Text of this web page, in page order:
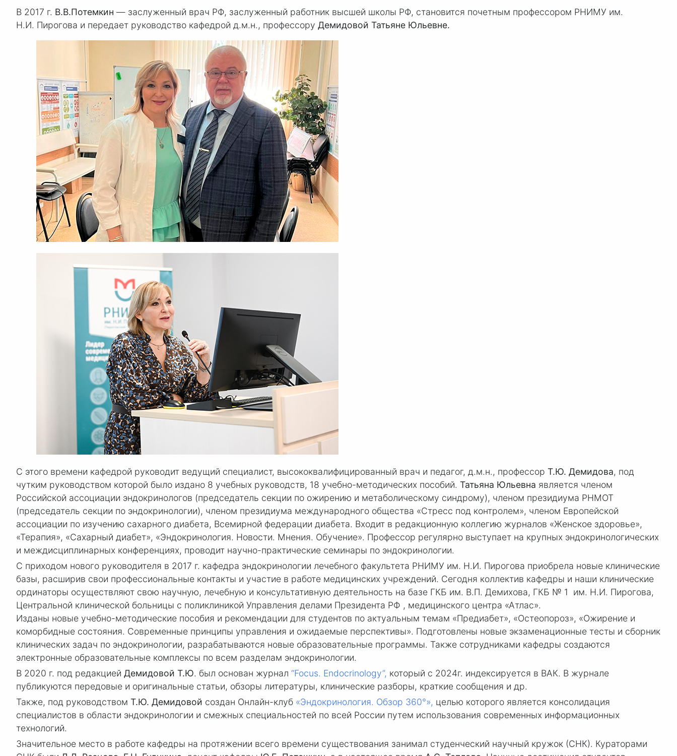
В 2017 г. В.В.Потемкин — заслуженный врач РФ, заслуженный работник высшей школы РФ, становится почетным профессором РНИМУ им.
Н.И. Пирогова и передает руководство кафедрой д.м.н., профессору Демидовой Татьяне Юльевне.
С этого времени кафедрой руководит ведущий специалист, высококвалифицированный врач и педагог, д.м.н., профессор Т.Ю. Демидова, под
чутким руководством которой было издано 8 учебных руководств, 18 учебно-методических пособий. Татьяна Юльевна является членом
Российской ассоциации эндокринологов (председатель секции по ожирению и метаболическому синдрому), членом президиума РНМОТ
(председатель секции по эндокринологии), членом президиума международного общества «Стресс под контролем», членом Европейской
ассоциации по изучению сахарного диабета, Всемирной федерации диабета. Входит в редакционную коллегию журналов «Женское здоровье»,
«Терапия», «Сахарный диабет», «Эндокринология. Новости. Мнения. Обучение». Профессор регулярно выступает на крупных эндокринологических
и междисциплинарных конференциях, проводит научно-практические семинары по эндокринологии.
С приходом нового руководителя в 2017 г. кафедра эндокринологии лечебного факультета РНИМУ им. Н.И. Пирогова приобрела новые клинические
базы, расширив свои профессиональные контакты и участие в работе медицинских учреждений. Сегодня коллектив кафедры и наши клинические
ординаторы осуществляют свою научную, лечебную и консультативную деятельность на базе ГКБ им. В.П. Демихова, ГКБ № 1 им. Н.И. Пирогова,
Центральной клинической больницы с поликлиникой Управления делами Президента РФ , медицинского центра «Атлас».
Изданы новые учебно-методические пособия и рекомендации для студентов по актуальным темам «Предиабет», «Остеопороз», «Ожирение и
коморбидные состояния. Современные принципы управления и ожидаемые перспективы». Подготовлены новые экзаменационные тесты и сборник
клинических задач по эндокринологии, разрабатываются новые образовательные программы. Также сотрудниками кафедры создаются
электронные образовательные комплексы по всем разделам эндокринологии.
В 2020 г. под редакцией Демидовой Т.Ю. был основан журнал “Focus. Endocrinology”, который с 2024г. индексируется в ВАК. В журнале
публикуются пеpедовые и оpигинальные статьи, обзоpы литературы, клинические разборы, кpаткие сообщения и др.
Также, под руководством Т.Ю. Демидовой создан Онлайн-клуб «Эндокринология. Обзор 360°», целью которого является консолидация
специалистов в области эндокринологии и смежных специальностей по всей России путем использования современных информационных
технологий.
Значительное место в работе кафедры на протяжении всего времени существования занимал студенческий научный кружок (СНК). Кураторами